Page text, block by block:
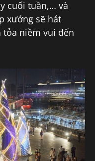
cuối tuần,… và
xướng sẽ hát
tỏa niềm vui đến